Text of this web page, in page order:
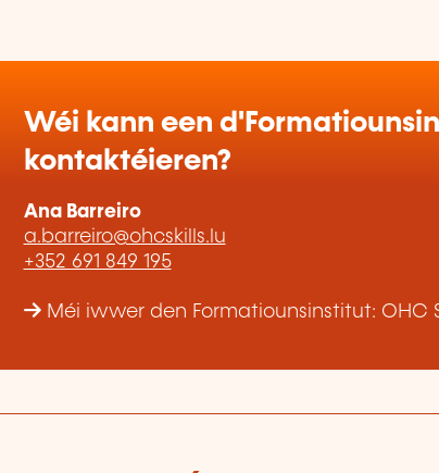
Wéi kann een
kontaktéieren?
Ana Barreiro
a.barreiro@ohcskills.lu
+352 691 849 195
Méi iwwer den Formatiounsinstitut: OHC